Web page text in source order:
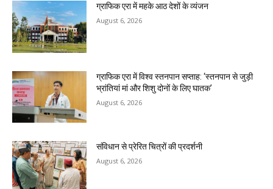
ग्राफिक एरा में महके आठ देशों के व्यंजन
August 6, 2026
ग्राफिक एरा में विश्व स्तनपान सप्ताह: ‘स्तनपान से जुड़ी
भ्रांतियां मां और शिशु दोनों के लिए घातक’
August 6, 2026
संविधान से प्रेरित चित्रों की प्रदर्शनी
August 6, 2026